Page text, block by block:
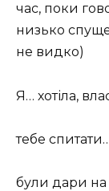
час, поки
низько
не видко)
Я… хотіла,
тебе
були дари